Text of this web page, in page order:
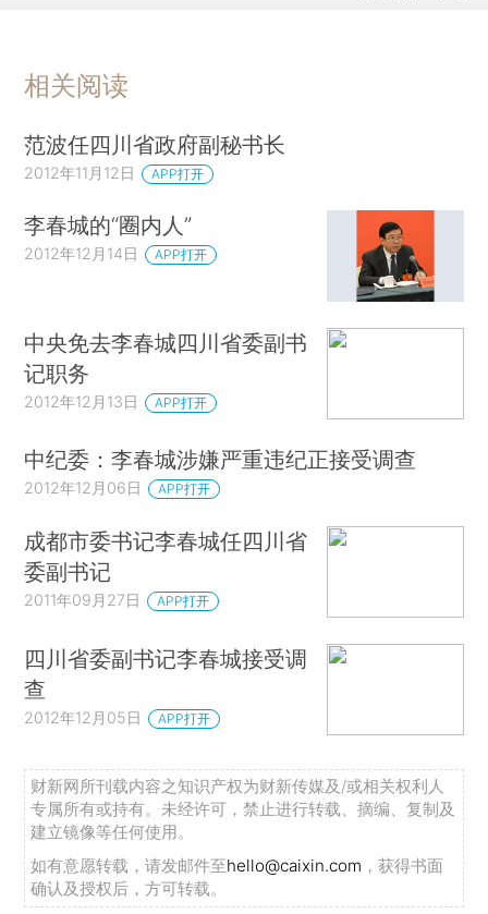
相关阅读
范波任四川省政府副秘书长
2012年11月12日 APP打开
李春城的“圈内人”
2012年12月14日 APP打开
中央免去李春城四川省委副书
记职务
2012年12月13日 APP打开
中纪委：李春城涉嫌严重违纪正接受调查
2012年12月06日 APP打开
成都市委书记李春城任四川省
委副书记
2011年09月27日 APP打开
四川省委副书记李春城接受调
查
2012年12月05日 APP打开
财新网所刊载内容之知识产权为财新传媒及/或相关权利人
专属所有或持有。未经许可，禁止进行转载、摘编、复制及
建立镜像等任何使用。
如有意愿转载，请发邮件至hello@caixin.com ，获得书面
确认及授权后，方可转载。